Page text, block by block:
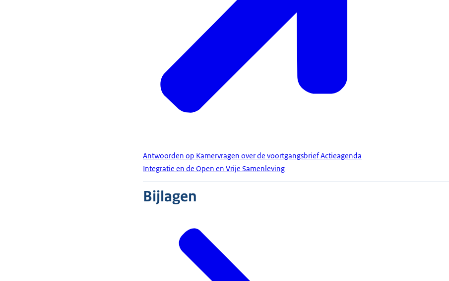
Antwoorden op Kamervragen over de voortgangsbrief Actieagenda
Integratie en de Open en Vrije Samenleving
Bijlagen